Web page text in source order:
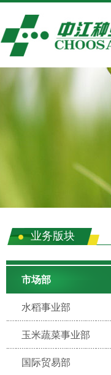
业务版块
市场部
水稻事业部
玉米蔬菜事业部
国际贸易部